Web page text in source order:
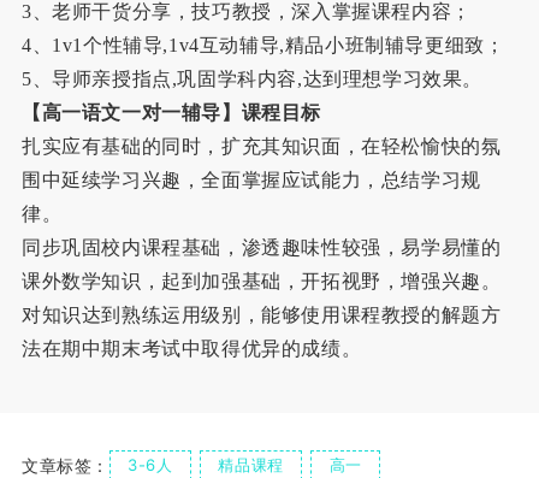
3、老师干货分享，技巧教授，深入掌握课程内容；
4、1v1个性辅导,1v4互动辅导,精品小班制辅导更细致；
5、导师亲授指点,巩固学科内容,达到理想学习效果。
【高一语文一对一辅导】课程目标
扎实应有基础的同时，扩充其知识面，在轻松愉快的氛
围中延续学习兴趣，全面掌握应试能力，总结学习规
律。
同步巩固校内课程基础，渗透趣味性较强，易学易懂的
课外数学知识，起到加强基础，开拓视野，增强兴趣。
对知识达到熟练运用级别，能够使用课程教授的解题方
法在期中期末考试中取得优异的成绩。
文章标签： 3-6人 精品课程 高一